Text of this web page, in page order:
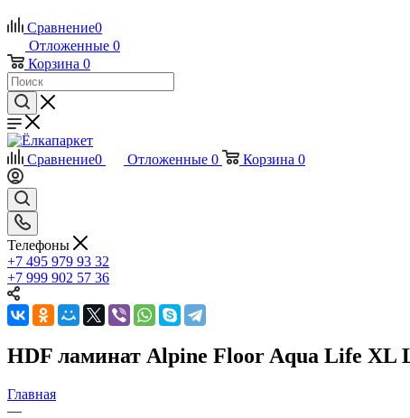
Сравнение0
Отложенные 0
Корзина 0
Сравнение0 Отложенные 0 Корзина 0
Телефоны
+7 495 979 93 32
+7 999 902 57 36
HDF ламинат Alpine Floor Aqua Life XL
Главная
—